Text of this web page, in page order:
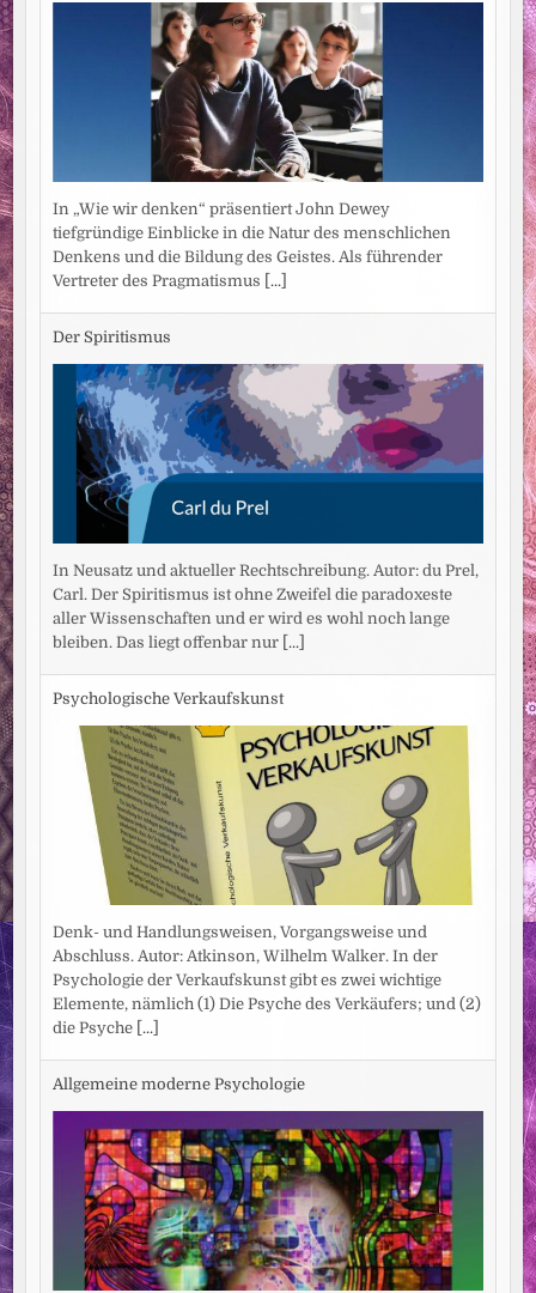
In „Wie wir denken“ präsentiert John Dewey
tiefgründige Einblicke in die Natur des menschlichen
Denkens und die Bildung des Geistes. Als führender
Vertreter des Pragmatismus
[...]
Der Spiritismus
In Neusatz und aktueller Rechtschreibung. Autor: du Prel,
Carl. Der Spiritismus ist ohne Zweifel die paradoxeste
aller Wissenschaften und er wird es wohl noch lange
bleiben. Das liegt offenbar nur [...]
Psychologische Verkaufskunst
Denk- und Handlungsweisen, Vorgangsweise und
Abschluss. Autor: Atkinson, Wilhelm Walker. In der
Psychologie der Verkaufskunst gibt es zwei wichtige
Elemente, nämlich (1) Die Psyche des Verkäufers; und (2)
die Psyche [...]
Allgemeine moderne Psychologie